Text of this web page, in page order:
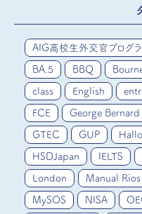
AIG高校生外交官プログラ
BA.5 BBQ
class English
FCE George Bernard
GTEC GUP
HSDJapan IELTS
London Manual Rios
MySOS NISA